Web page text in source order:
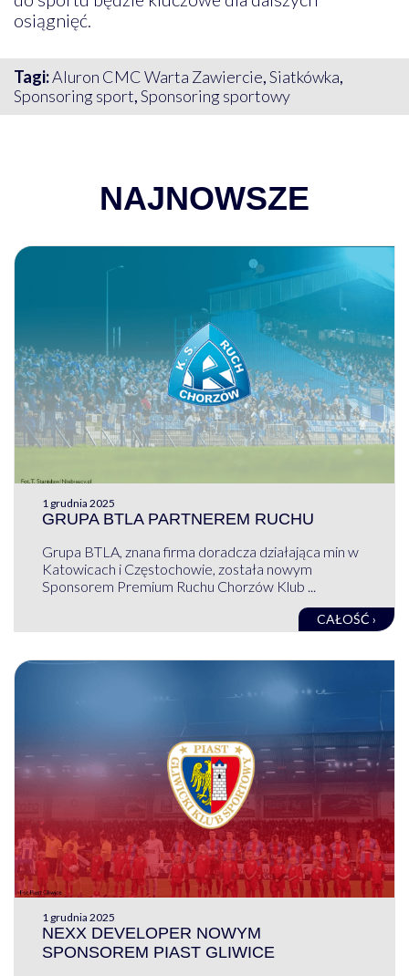
osiągnięć.
Tagi:Aluron CMC Warta Zawiercie,Siatkówka,
Sponsoring sport,Sponsoring sportowy
NAJNOWSZE
1 grudnia 2025
GRUPA BTLA PARTNEREM RUCHU
Grupa BTLA, znana firma doradcza działająca min w
Katowicach i Częstochowie, została nowym
Sponsorem Premium Ruchu Chorzów Klub ...
CAŁOŚĆ ›
1 grudnia 2025
NEXX DEVELOPER NOWYM
SPONSOREM PIAST GLIWICE